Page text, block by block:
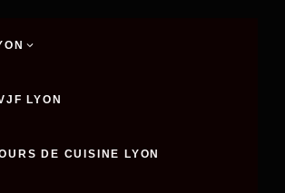
LYON
DE CUISINE LYON